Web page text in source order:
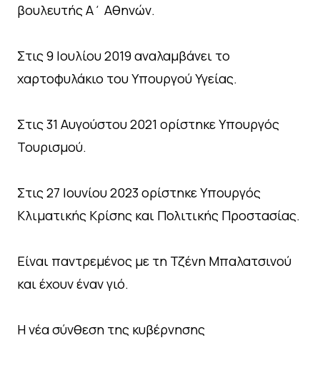
βουλευτής Α΄ Αθηνών.
Στις 9 Ιουλίου 2019 αναλαμβάνει το
χαρτοφυλάκιο του Υπουργού Υγείας.
Στις 31 Αυγούστου 2021 ορίστηκε Υπουργός
Τουρισμού.
Στις 27 Ιουνίου 2023 ορίστηκε Υπουργός
Κλιματικής Κρίσης και Πολιτικής Προστασίας.
Είναι παντρεμένος με τη Τζένη Μπαλατσινού
και έχουν έναν γιό.
H νέα σύνθεση της κυβέρνησης